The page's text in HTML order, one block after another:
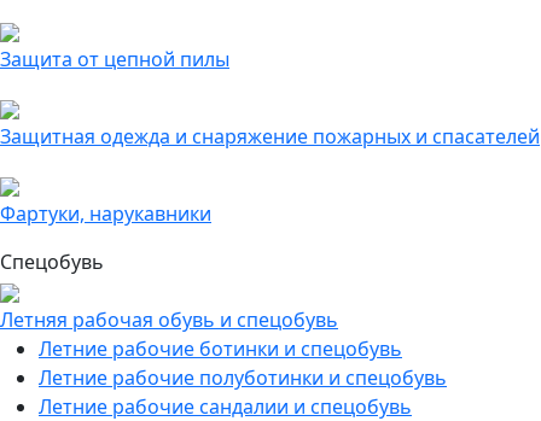
Защита от цепной пилы
Защитная одежда и снаряжение пожарных и спасателей
Фартуки, нарукавники
Спецобувь
Летняя рабочая обувь и спецобувь
Летние рабочие ботинки и спецобувь
Летние рабочие полуботинки и спецобувь
Летние рабочие сандалии и спецобувь